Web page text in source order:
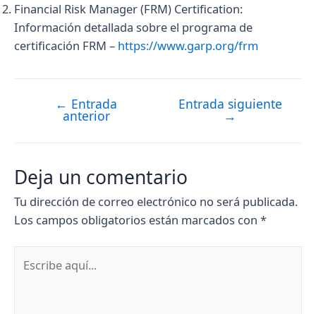
Financial Risk Manager (FRM) Certification:
Información detallada sobre el programa de
certificación FRM – https://www.garp.org/frm
Navegación
← Entrada
anterior
Entrada siguiente
→
Deja un comentario
Tu dirección de correo electrónico no será publicada.
Los campos obligatorios están marcados con *
aquí...